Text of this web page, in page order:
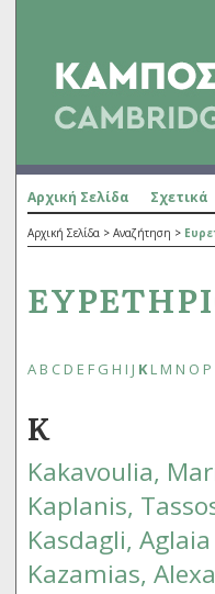
Αρχική Σελίδα Σχετικά
Αρχική Σελίδα > Αναζήτηση >
A B C D E F G H I J K L M N O P
K
Kakavoulia,
Kaplanis,
Kasdagli, Aglaia
Kazamias,